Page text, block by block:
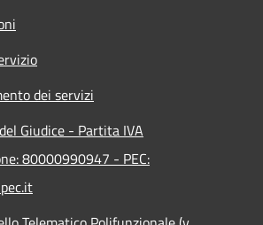
dei servizi
Giudice - Partita IVA
80000990947 - PEC: